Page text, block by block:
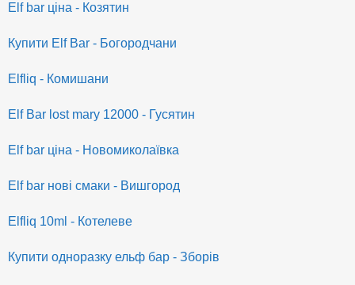
Elf bar ціна - Козятин
Купити Elf Bar - Богородчани
Elfliq - Комишани
Elf Bar lost mary 12000 - Гусятин
Elf bar ціна - Новомиколаївка
Elf bar нові смаки - Вишгород
Elfliq 10ml - Котелеве
Купити одноразку ельф бар - Зборів